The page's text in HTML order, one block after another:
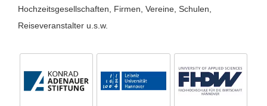
Hochzeitsgesellschaften, Firmen, Vereine, Schulen,
Reiseveranstalter u.s.w.